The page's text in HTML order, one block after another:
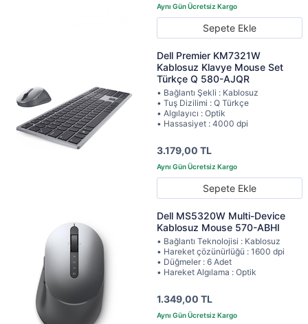
Sepete Ekle
Dell Premier KM7321W
Kablosuz Klavye Mouse Set
Türkçe Q 580-AJQR
• Bağlantı Şekli : Kablosuz
• Tuş Dizilimi : Q Türkçe
• Algılayıcı : Optik
• Hassasiyet : 4000 dpi
3.179,00 TL
Sepete Ekle
Dell MS5320W Multi-Device
Kablosuz Mouse 570-ABHI
• Bağlantı Teknolojisi : Kablosuz
• Hareket çözünürlüğü : 1600 dpi
• Düğmeler : 6 Adet
• Hareket Algılama : Optik
1.349,00 TL